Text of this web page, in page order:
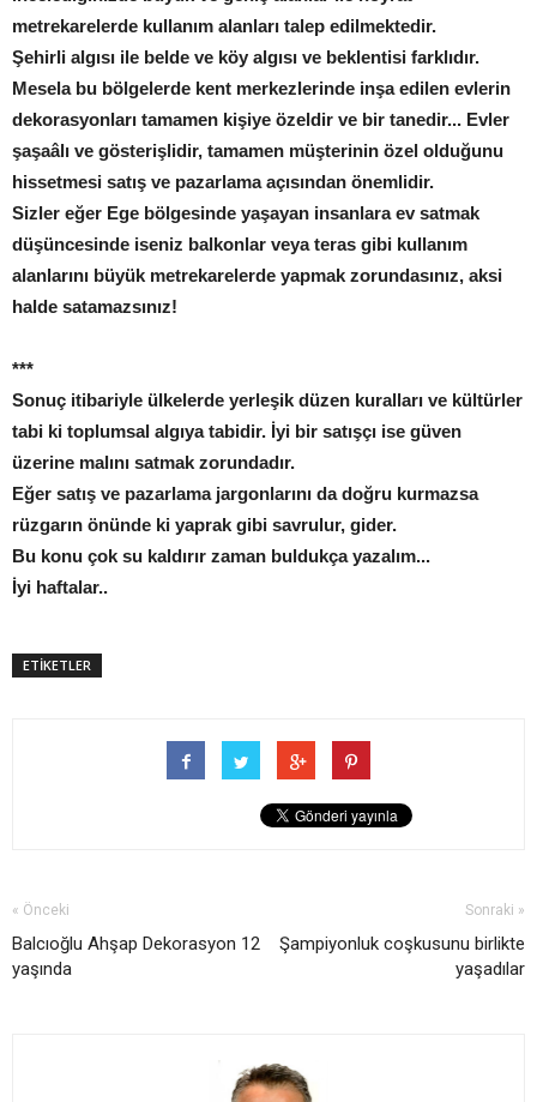
metrekarelerde kullanım alanları talep edilmektedir.
Şehirli algısı ile belde ve köy algısı ve beklentisi farklıdır.
Mesela bu bölgelerde kent merkezlerinde inşa edilen evlerin
dekorasyonları tamamen kişiye özeldir ve bir tanedir... Evler
şaşaâlı ve gösterişlidir, tamamen müşterinin özel olduğunu
hissetmesi satış ve pazarlama açısından önemlidir.
Sizler eğer Ege bölgesinde yaşayan insanlara ev satmak
düşüncesinde iseniz balkonlar veya teras gibi kullanım
alanlarını büyük metrekarelerde yapmak zorundasınız, aksi
halde satamazsınız!
***
Sonuç itibariyle ülkelerde yerleşik düzen kuralları ve kültürler
tabi ki toplumsal algıya tabidir. İyi bir satışçı ise güven
üzerine malını satmak zorundadır.
Eğer satış ve pazarlama jargonlarını da doğru kurmazsa
rüzgarın önünde ki yaprak gibi savrulur, gider.
Bu konu çok su kaldırır zaman buldukça yazalım...
İyi haftalar..
ETİKETLER
« Önceki
Balcıoğlu Ahşap Dekorasyon 12
yaşında
Sonraki »
Şampiyonluk coşkusunu birlikte
yaşadılar